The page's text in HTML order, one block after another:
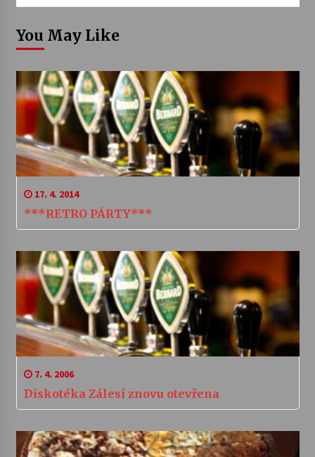
You May Like
17. 4. 2014
***RETRO PÁRTY***
7. 4. 2006
Diskotéka Zálesí znovu otevřena